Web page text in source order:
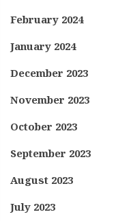
February 2024
January 2024
December 2023
November 2023
October 2023
September 2023
August 2023
July 2023